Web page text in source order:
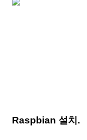
Raspbian 설치.